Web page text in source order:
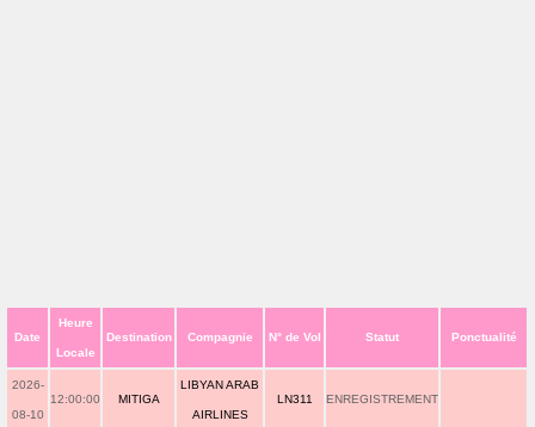
Date
Heure
Locale
Destination Compagnie N° de Vol Statut Ponctualité
2026-
08-10
12:00:00 MITIGA
LIBYAN ARAB
AIRLINES
LN311 ENREGISTREMENT